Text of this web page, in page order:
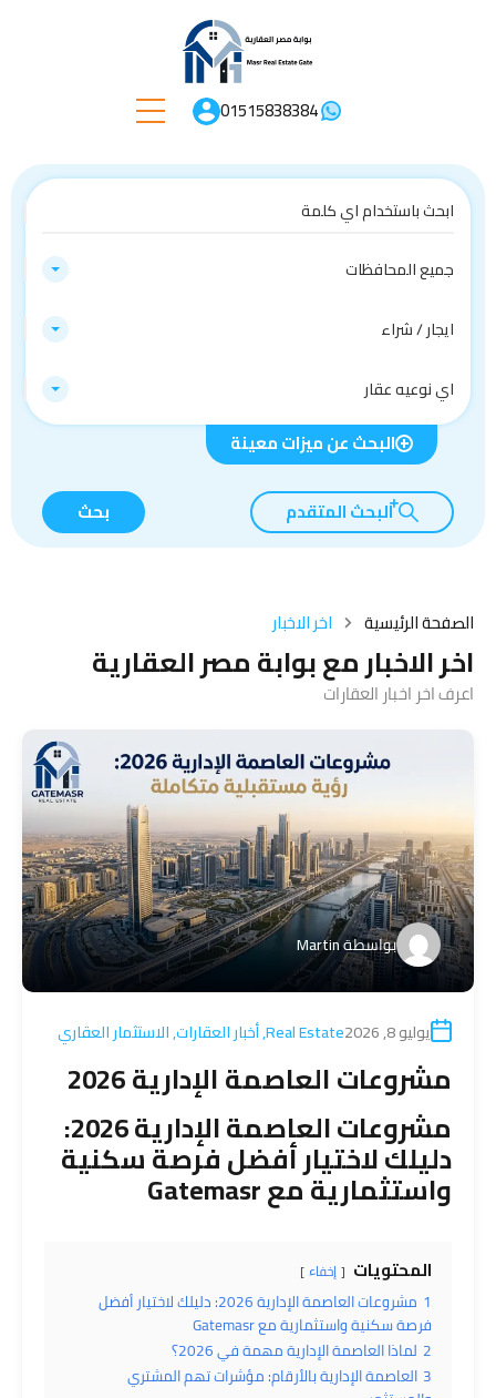
01515838384
جميع المحافظات
ايجار / شراء
اي نوعيه عقار
البحث عن ميزات معينة
البحث المتقدم بحث
الصفحة الرئيسية اخر الاخبار
اخر الاخبار مع بوابة مصر العقارية
اعرف اخر اخبار العقارات
بواسطةMartin
يوليو 8, 2026 Real Estate
,أخبار العقارات,الاستثمار العقاري
مشروعات العاصمة الإدارية 2026
مشروعات العاصمة الإدارية 2026:
دليلك لاختيار أفضل فرصة سكنية
واستثمارية معGatemasr
المحتويات إخفاء
1
مشروعات العاصمة الإدارية 2026: دليلك لاختيار أفضل
فرصة سكنية واستثمارية مع Gatemasr
2 لماذا العاصمة الإدارية مهمة في 2026؟
3 العاصمة الإدارية بالأرقام: مؤشرات تهم المشتري